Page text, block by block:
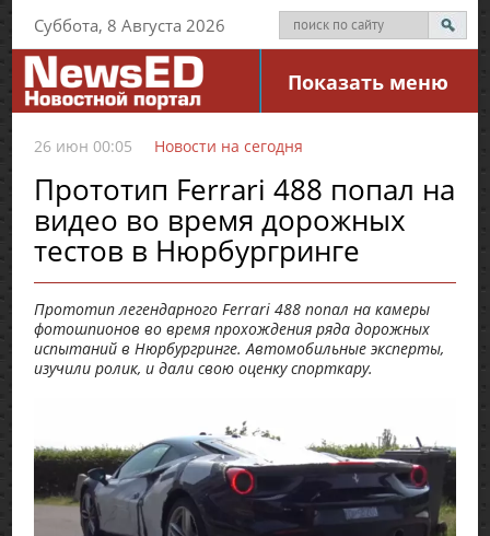
Суббота, 8 Августа 2026
Показать меню
26 июн 00:05 Новости на сегодня
Прототип Ferrari 488 попал на
видео во время дорожных
тестов в Нюрбургринге
Прототип легендарного Ferrari 488 попал на камеры
фотошпионов во время прохождения ряда дорожных
испытаний в Нюрбургринге. Автомобильные эксперты,
изучили ролик, и дали свою оценку спорткару.